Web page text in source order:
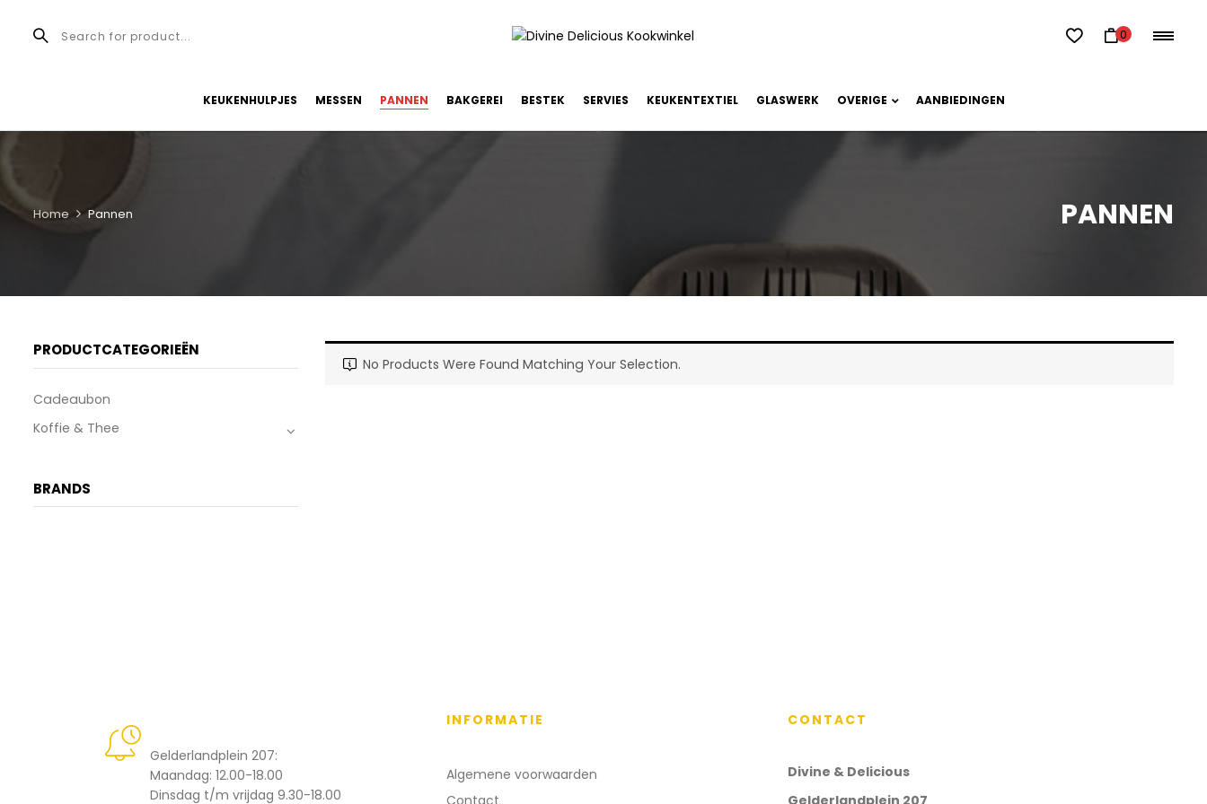
0
KEUKENHULPJES MESSEN PANNEN BAKGEREI BESTEK SERVIES KEUKENTEXTIEL GLASWERK OVERIGE AANBIEDINGEN
PANNEN
Home Pannen
PRODUCTCATEGORIEËN
Cadeaubon
Koffie & Thee
BRANDS
No Products Were Found Matching Your Selection.
Gelderlandplein 207:
Maandag: 12.00-18.00
Dinsdag t/m vrijdag 9.30-18.00
INFORMATIE
Algemene voorwaarden
Contact
CONTACT
Divine & Delicious
Gelderlandplein 207